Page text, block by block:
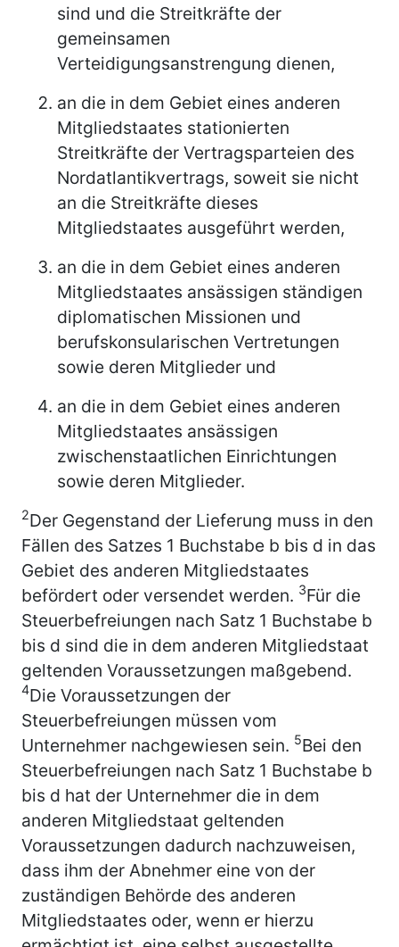
sind und die Streitkräfte der
gemeinsamen
Verteidigungsanstrengung dienen,
an die in dem Gebiet eines anderen
Mitgliedstaates stationierten
Streitkräfte der Vertragsparteien des
Nordatlantikvertrags, soweit sie nicht
an die Streitkräfte dieses
Mitgliedstaates ausgeführt werden,
an die in dem Gebiet eines anderen
Mitgliedstaates ansässigen ständigen
diplomatischen Missionen und
berufskonsularischen Vertretungen
sowie deren Mitglieder und
an die in dem Gebiet eines anderen
Mitgliedstaates ansässigen
zwischenstaatlichen Einrichtungen
sowie deren Mitglieder.
2Der Gegenstand der Lieferung muss in den
Fällen des Satzes 1 Buchstabe b bis d in das
Gebiet des anderen Mitgliedstaates
befördert oder versendet werden. 3Für die
Steuerbefreiungen nach Satz 1 Buchstabe b
bis d sind die in dem anderen Mitgliedstaat
geltenden Voraussetzungen maßgebend.
4Die Voraussetzungen der
Steuerbefreiungen müssen vom
Unternehmer nachgewiesen sein. 5Bei den
Steuerbefreiungen nach Satz 1 Buchstabe b
bis d hat der Unternehmer die in dem
anderen Mitgliedstaat geltenden
Voraussetzungen dadurch nachzuweisen,
dass ihm der Abnehmer eine von der
zuständigen Behörde des anderen
Mitgliedstaates oder, wenn er hierzu